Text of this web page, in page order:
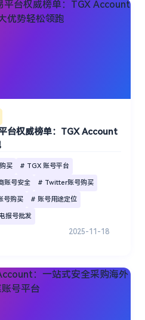
台权威榜单：TGX Account
买 # TGX 账号平台
账号安全 # Twitter账号购买
号购买 # 账号用途定位
报号批发
2025-11-18